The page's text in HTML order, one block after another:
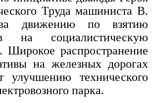
Труда машиниста В.
движению по взятию
на социалистическую
Широкое распространение
на железных дорогах
улучшению технического
парка.